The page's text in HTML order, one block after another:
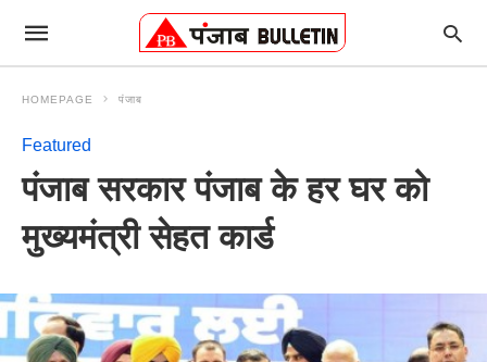
HOMEPAGE पंजाब
Featured
पंजाब सरकार पंजाब के हर घर को
मुख्यमंत्री सेहत कार्ड